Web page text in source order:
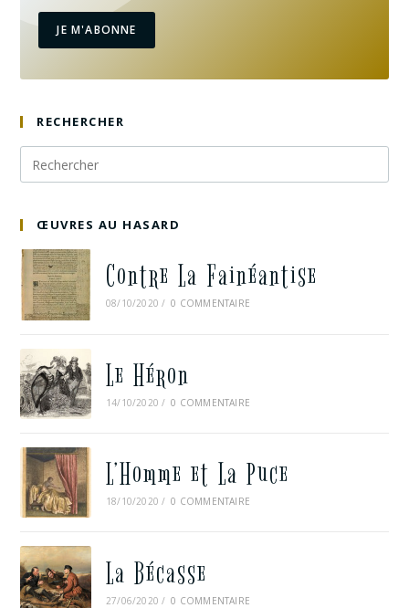
JE M'ABONNE
RECHERCHER
ŒUVRES AU HASARD
Contre La Fainéantise
08/10/2020 / 0 COMMENTAIRE
Le Héron
14/10/2020 / 0 COMMENTAIRE
L’Homme et La Puce
18/10/2020 / 0 COMMENTAIRE
La Bécasse
27/06/2020 / 0 COMMENTAIRE